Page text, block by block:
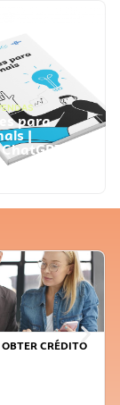
para
|
ChatGPT
FAÇA A